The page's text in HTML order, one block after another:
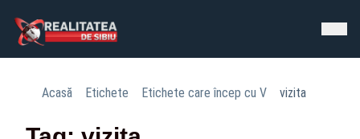
Acasă Etichete Etichete care încep cu V vizita